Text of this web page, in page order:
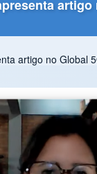
artigo
artigo no Global